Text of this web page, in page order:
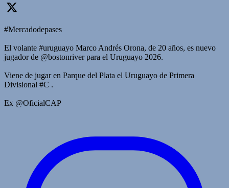
#Mercadodepases
El volante #uruguayo Marco Andrés Orona, de 20 años, es nuevo
jugador de @bostonriver para el Uruguayo 2026.
Viene de jugar en Parque del Plata el Uruguayo de Primera
Divisional #C .
Ex @OficialCAP